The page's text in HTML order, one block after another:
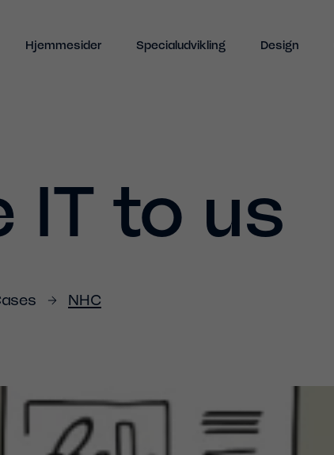
Hjemmesider Specialudvikling Design
IT to us
NHC